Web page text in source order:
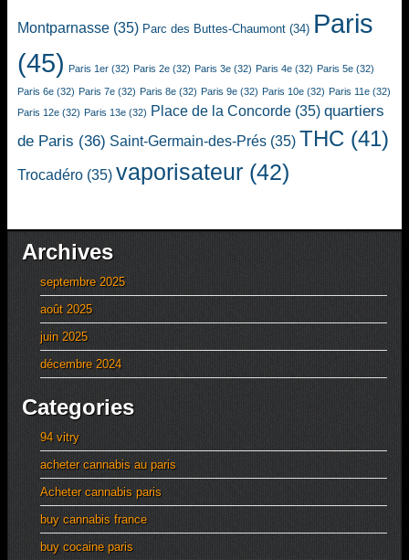
Montparnasse (35) Parc des Buttes-Chaumont (34) Paris
(45) Paris 1er (32) Paris 2e (32) Paris 3e (32) Paris 4e (32) Paris 5e (32)
Paris 6e (32) Paris 7e (32) Paris 8e (32) Paris 9e (32) Paris 10e (32) Paris 11e (32)
Paris 12e (32) Paris 13e (32) Place de la Concorde (35) quartiers
de Paris (36) Saint-Germain-des-Prés (35) THC (41)
Trocadéro (35) vaporisateur (42)
Archives
septembre 2025
août 2025
juin 2025
décembre 2024
Categories
94 vitry
acheter cannabis au paris
Acheter cannabis paris
buy cannabis france
buy cocaine paris